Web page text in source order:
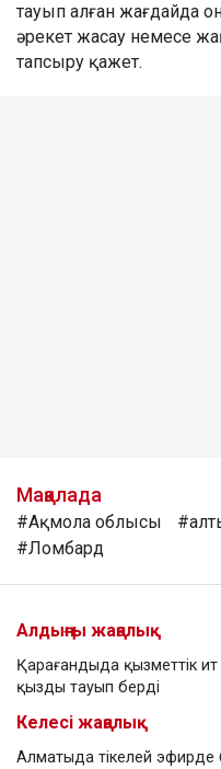
тауып алған жағдайда
әрекет жасау немесе
тапсыру қажет.
Мақалада
#Ақмола облысы
#Ломбард
Алдыңғы жаңалық
Қарағандыда қызметтік
қызды тауып берді
Келесі жаңалық
Алматыда тікелей эфирде